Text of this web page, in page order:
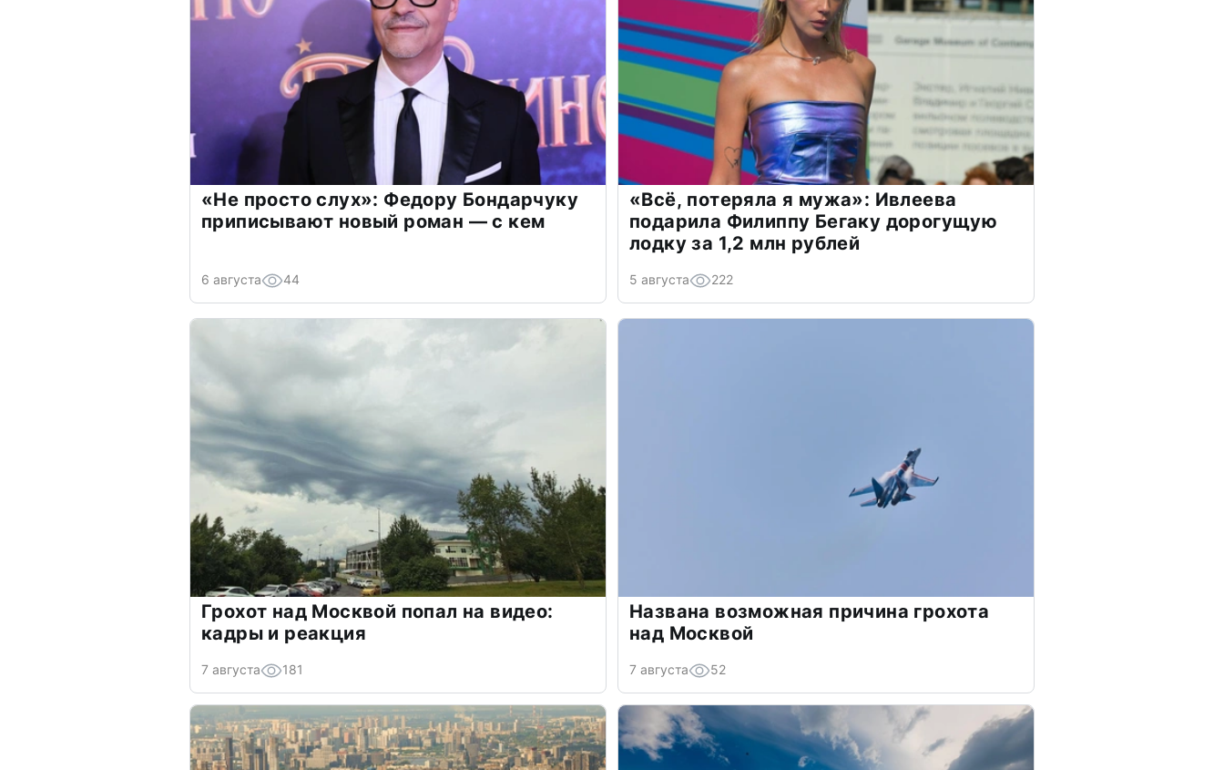
«Не просто слух»: Федору Бондарчуку
приписывают новый роман — с кем
6 августа 44
«Всё, потеряла я мужа»: Ивлеева
подарила Филиппу Бегаку дорогущую
лодку за 1,2 млн рублей
5 августа 222
Грохот над Москвой попал на видео:
кадры и реакция
7 августа 181
Названа возможная причина грохота
над Москвой
7 августа 52